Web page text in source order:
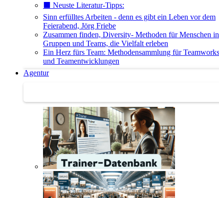
⬛️ Neuste Literatur-Tipps:
Sinn erfülltes Arbeiten - denn es gibt ein Leben vor dem
Feierabend, Jörg Friebe
Zusammen finden, Diversity- Methoden für Menschen in
Gruppen und Teams, die Vielfalt erleben
Ein Herz fürs Team: Methodensammlung für
und Teamentwicklungen
Agentur